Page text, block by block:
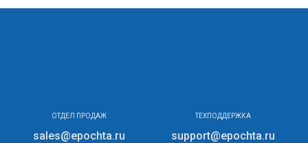
ОТДЕЛ ПРОДАЖ
sales@epochta.ru
ТЕХПОДДЕРЖКА
support@epochta.ru